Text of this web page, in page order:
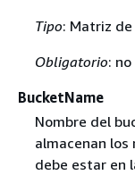
Tipo: Matriz
Obligatorio: no
BucketName
Nombre del
almacenan
debe estar en